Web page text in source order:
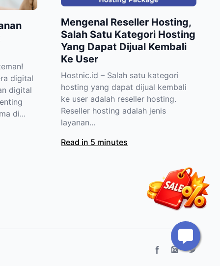
digital
digital
di...
Mengenal Reseller Hosting,
Salah Satu Kategori Hosting
Yang Dapat Dijual Kembali
Ke User
Hostnic.id – Salah satu kategori
hosting yang dapat dijual kembali
ke user adalah reseller hosting.
Reseller hosting adalah jenis
layanan...
Read in 5 minutes